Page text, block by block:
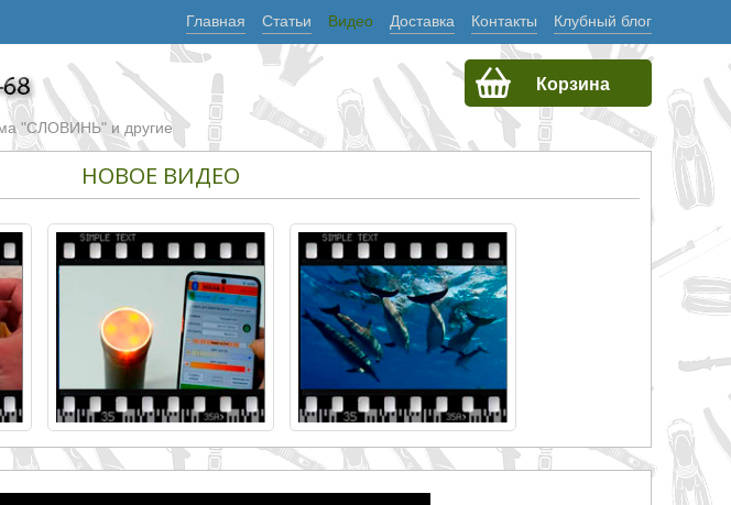
Главная Статьи Видео Доставка Контакты Клубный блог
Корзина
"СЛОВИНЬ" и другие
НОВОЕ ВИДЕО